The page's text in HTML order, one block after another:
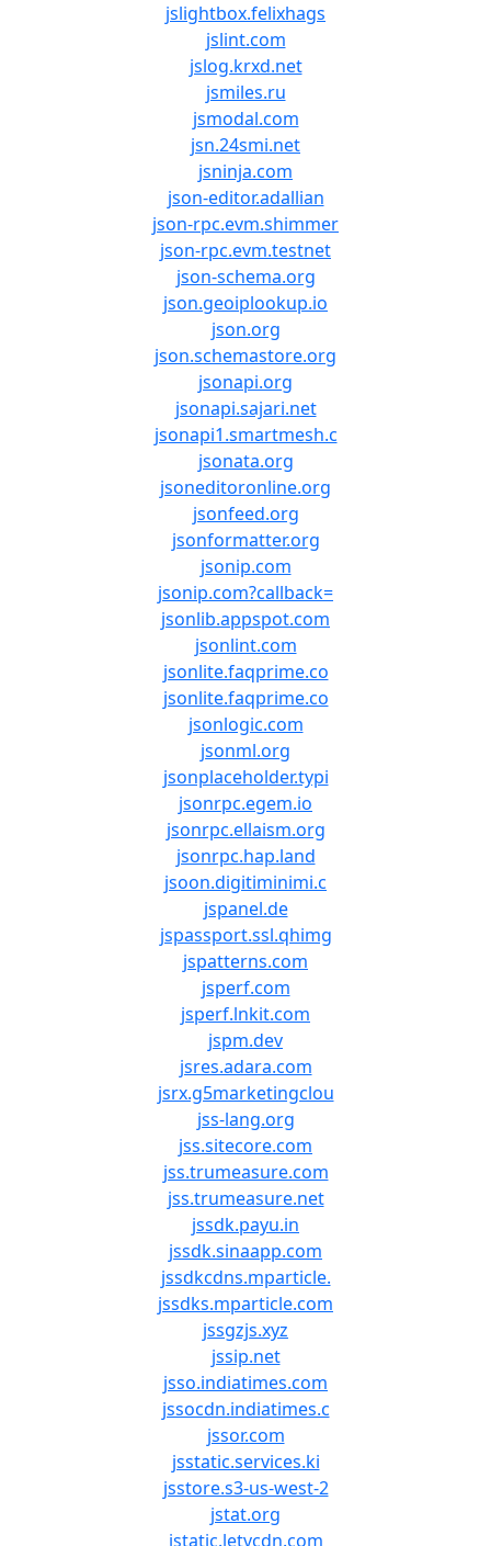
jslightbox.felixhags
jslint.com
jslog.krxd.net
jsmiles.ru
jsmodal.com
jsn.24smi.net
jsninja.com
json-editor.adallian
json-rpc.evm.shimmer
json-rpc.evm.testnet
json-schema.org
json.geoiplookup.io
json.org
json.schemastore.org
jsonapi.org
jsonapi.sajari.net
jsonapi1.smartmesh.c
jsonata.org
jsoneditoronline.org
jsonfeed.org
jsonformatter.org
jsonip.com
jsonip.com?callback=
jsonlib.appspot.com
jsonlint.com
jsonlite.faqprime.co
jsonlite.faqprime.co
jsonlogic.com
jsonml.org
jsonplaceholder.typi
jsonrpc.egem.io
jsonrpc.ellaism.org
jsonrpc.hap.land
jsoon.digitiminimi.c
jspanel.de
jspassport.ssl.qhimg
jspatterns.com
jsperf.com
jsperf.lnkit.com
jspm.dev
jsres.adara.com
jsrx.g5marketingclou
jss-lang.org
jss.sitecore.com
jss.trumeasure.com
jss.trumeasure.net
jssdk.payu.in
jssdk.sinaapp.com
jssdkcdns.mparticle.
jssdks.mparticle.com
jssgzjs.xyz
jssip.net
jsso.indiatimes.com
jssocdn.indiatimes.c
jssor.com
jsstatic.services.ki
jsstore.s3-us-west-2
jstat.org
jstatic.letvcdn.com